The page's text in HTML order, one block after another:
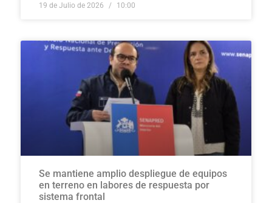
19 de Julio de 2026 10:00
Se mantiene amplio despliegue de equipos
en terreno en labores de respuesta por
sistema frontal